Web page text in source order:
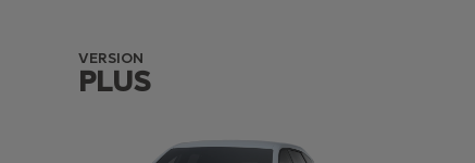
VERSION
PLUS